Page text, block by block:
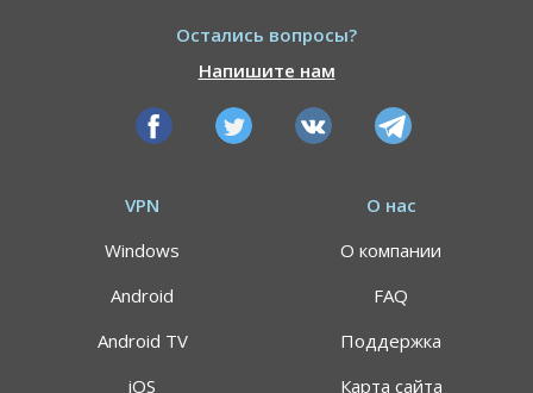
Остались вопросы?
Напишите нам
VPN
Windows
Android
Android TV
iOS
О нас
О компании
FAQ
Поддержка
Карта сайта